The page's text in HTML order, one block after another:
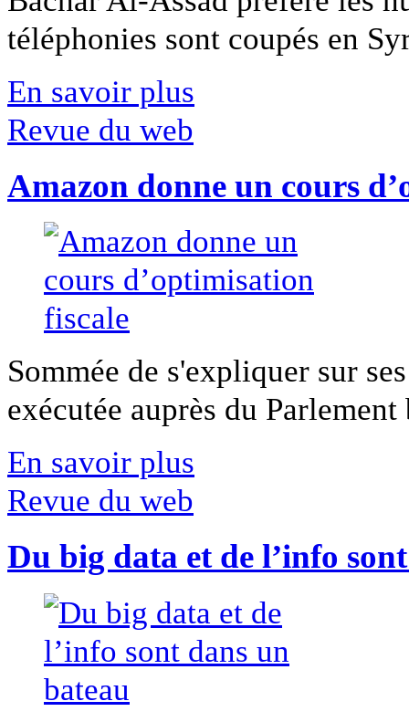
téléphonies sont coupés en
En savoir plus
Revue du web
Amazon donne un cours
Sommée de s'expliquer sur
exécutée auprès du
En savoir plus
Revue du web
Du big data et de l’info